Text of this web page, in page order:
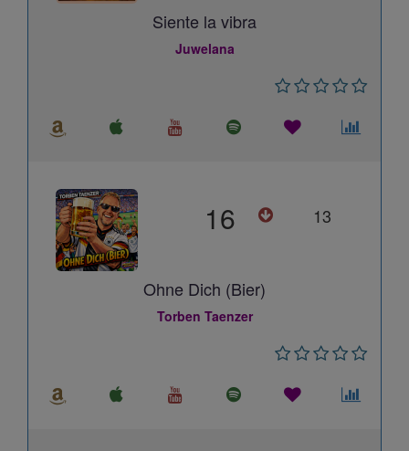
Siente la vibra
Juwelana
16 13
Ohne Dich (Bier)
Torben Taenzer